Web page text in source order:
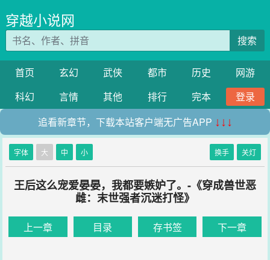
穿越小说网
搜索
首页 玄幻 武侠 都市 历史
网游
科幻
言情 其他 排行 完本
登录
追看新章节，下载本站客户端无广告APP ↓↓↓
字体 大 中 小 换手 关灯
王后这么宠爱晏晏，我都要嫉妒了。-《穿成兽世恶
雌：末世强者沉迷打怪》
上一章 目录 存书签 下一章